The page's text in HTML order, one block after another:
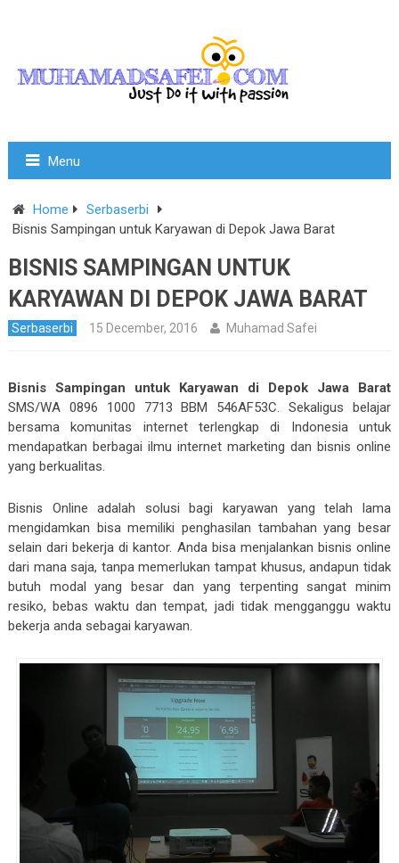
Menu
Home
Serbaserbi
Bisnis Sampingan untuk Karyawan di Depok Jawa Barat
BISNIS SAMPINGAN UNTUK
KARYAWAN DI DEPOK JAWA BARAT
Serbaserbi 15 December, 2016 Muhamad Safei
Bisnis Sampingan untuk Karyawan di Depok Jawa Barat
SMS/WA 0896 1000 7713 BBM 546AF53C. Sekaligus belajar
bersama komunitas internet terlengkap di Indonesia untuk
mendapatkan berbagai ilmu internet marketing dan bisnis online
yang berkualitas.
Bisnis Online adalah solusi bagi karyawan yang telah lama
mengidamkan bisa memiliki penghasilan tambahan yang besar
selain dari bekerja di kantor. Anda bisa menjalankan bisnis online
dari mana saja, tanpa memerlukan tampat khusus, andapun tidak
butuh modal yang besar dan yang terpenting sangat minim
resiko, bebas waktu dan tempat, jadi tidak mengganggu waktu
bekerja anda sebagai karyawan.